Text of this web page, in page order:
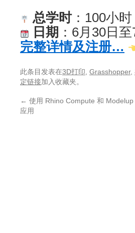
总学时：100小时
日期 ：6月30日
完整详情及注册…
此条目发表在3D打印 Grasshopper,
定链接加入收藏夹。
← 使用 Rhino Compute 和
应用